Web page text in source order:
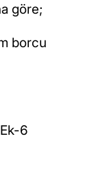
göre;
borcu
6